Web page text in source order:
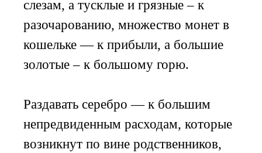
слезам, а тусклые и грязные – к
разочарованию, множество монет в
кошельке — к прибыли, а большие
золотые – к большому горю.
Раздавать серебро — к большим
непредвиденным расходам, которые
возникнут по вине родственников,